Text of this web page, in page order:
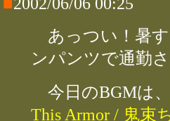
あっつい！暑
ンパンツで通勤
今日のBGMは
This Armor / 鬼束